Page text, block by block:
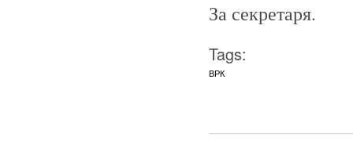
За секретаря.
Tags:
ВРК